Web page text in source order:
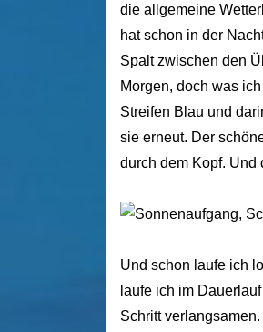
die allgemeine
hat schon in der
Spalt zwischen den
Morgen, doch was
Streifen Blau und
sie erneut. Der
durch dem Kopf. Und
Und schon laufe ich
laufe ich im
Schritt